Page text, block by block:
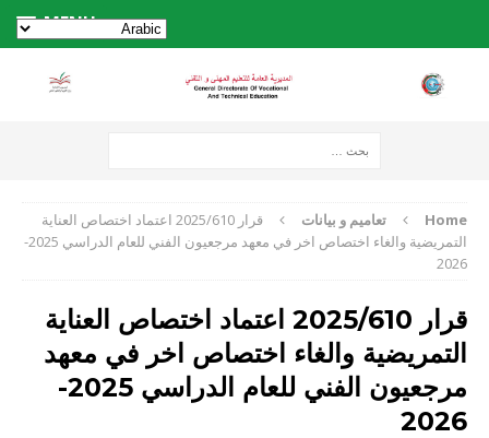
MENU
Home تعاميم و بيانات
قرار 2025/610 اعتماد اختصاص العناية
التمريضية والغاء اختصاص اخر في معهد مرجعيون الفني للعام الدراسي 2025-
2026
قرار 2025/610 اعتماد اختصاص العناية
التمريضية والغاء اختصاص اخر في معهد
مرجعيون الفني للعام الدراسي 2025-
2026